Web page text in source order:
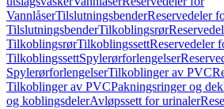
VannlåserTilslutningsbenderReservedeler
TilslutningsbenderTilkoblingsrør
TilkoblingsrørTilkoblingssettReservedeler
TilkoblingssettSpylerørforlengelser
SpylerørforlengelserTilkoblinger av PVC
Tilkoblinger av PVCPakningsringer og
og koblingsdelerAvløpssett for urinaler